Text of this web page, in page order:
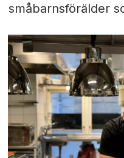
småbarnsförälder